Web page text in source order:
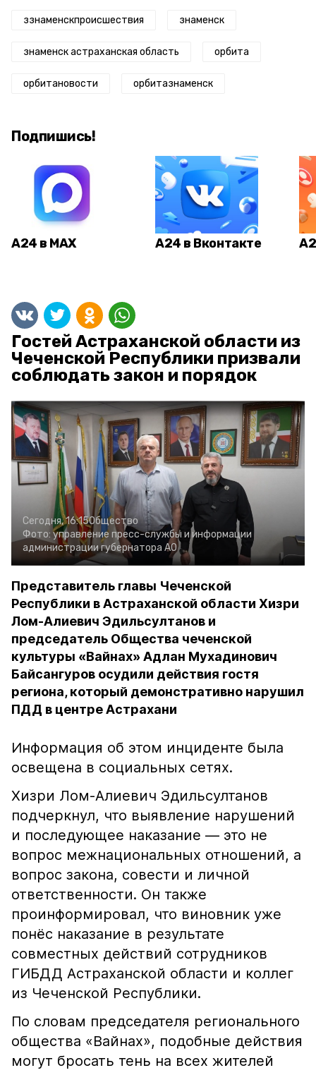
ззнаменскпроисшествия знаменск
знаменск астраханская область орбита
орбитановости орбитазнаменск
Подпишись!
А24 в MAX А24 в Вконтакте
Гостей Астраханской области из
Чеченской Республики призвали
соблюдать закон и порядок
Сегодня, 16:15Общество
Фото: управление пресс-службы и информации
администрации губернатора АО
Представитель главы Чеченской
Республики в Астраханской области Хизри
Лом-Алиевич Эдильсултанов и
председатель Общества чеченской
культуры «Вайнах» Адлан Мухадинович
Байсангуров осудили действия гостя
региона, который демонстративно нарушил
ПДД в центре Астрахани
Информация об этом инциденте была
освещена в социальных сетях.
Хизри Лом-Алиевич Эдильсултанов
подчеркнул, что выявление нарушений
и последующее наказание — это не
вопрос межнациональных отношений, а
вопрос закона, совести и личной
ответственности. Он также
проинформировал, что виновник уже
понёс наказание в результате
совместных действий сотрудников
ГИБДД Астраханской области и коллег
из Чеченской Республики.
По словам председателя регионального
общества «Вайнах», подобные действия
могут бросать тень на всех жителей